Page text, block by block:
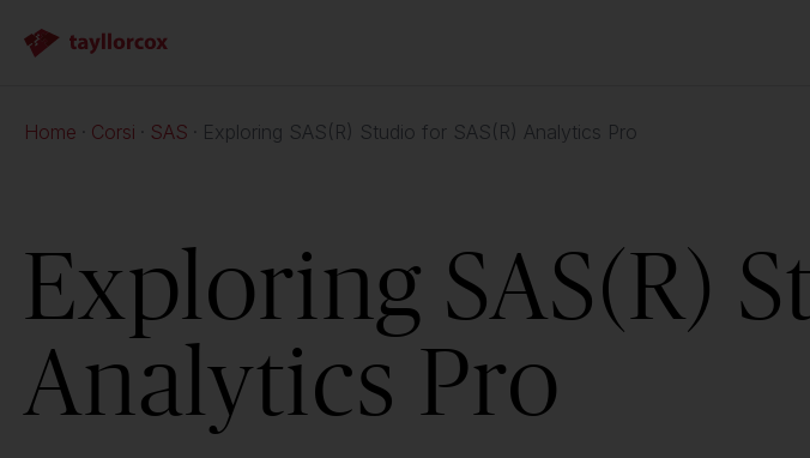
Home Corsi SAS Exploring SAS(R) Studio for SAS(R) Analytics Pro
Exploring SAS(R)
Analytics Pro